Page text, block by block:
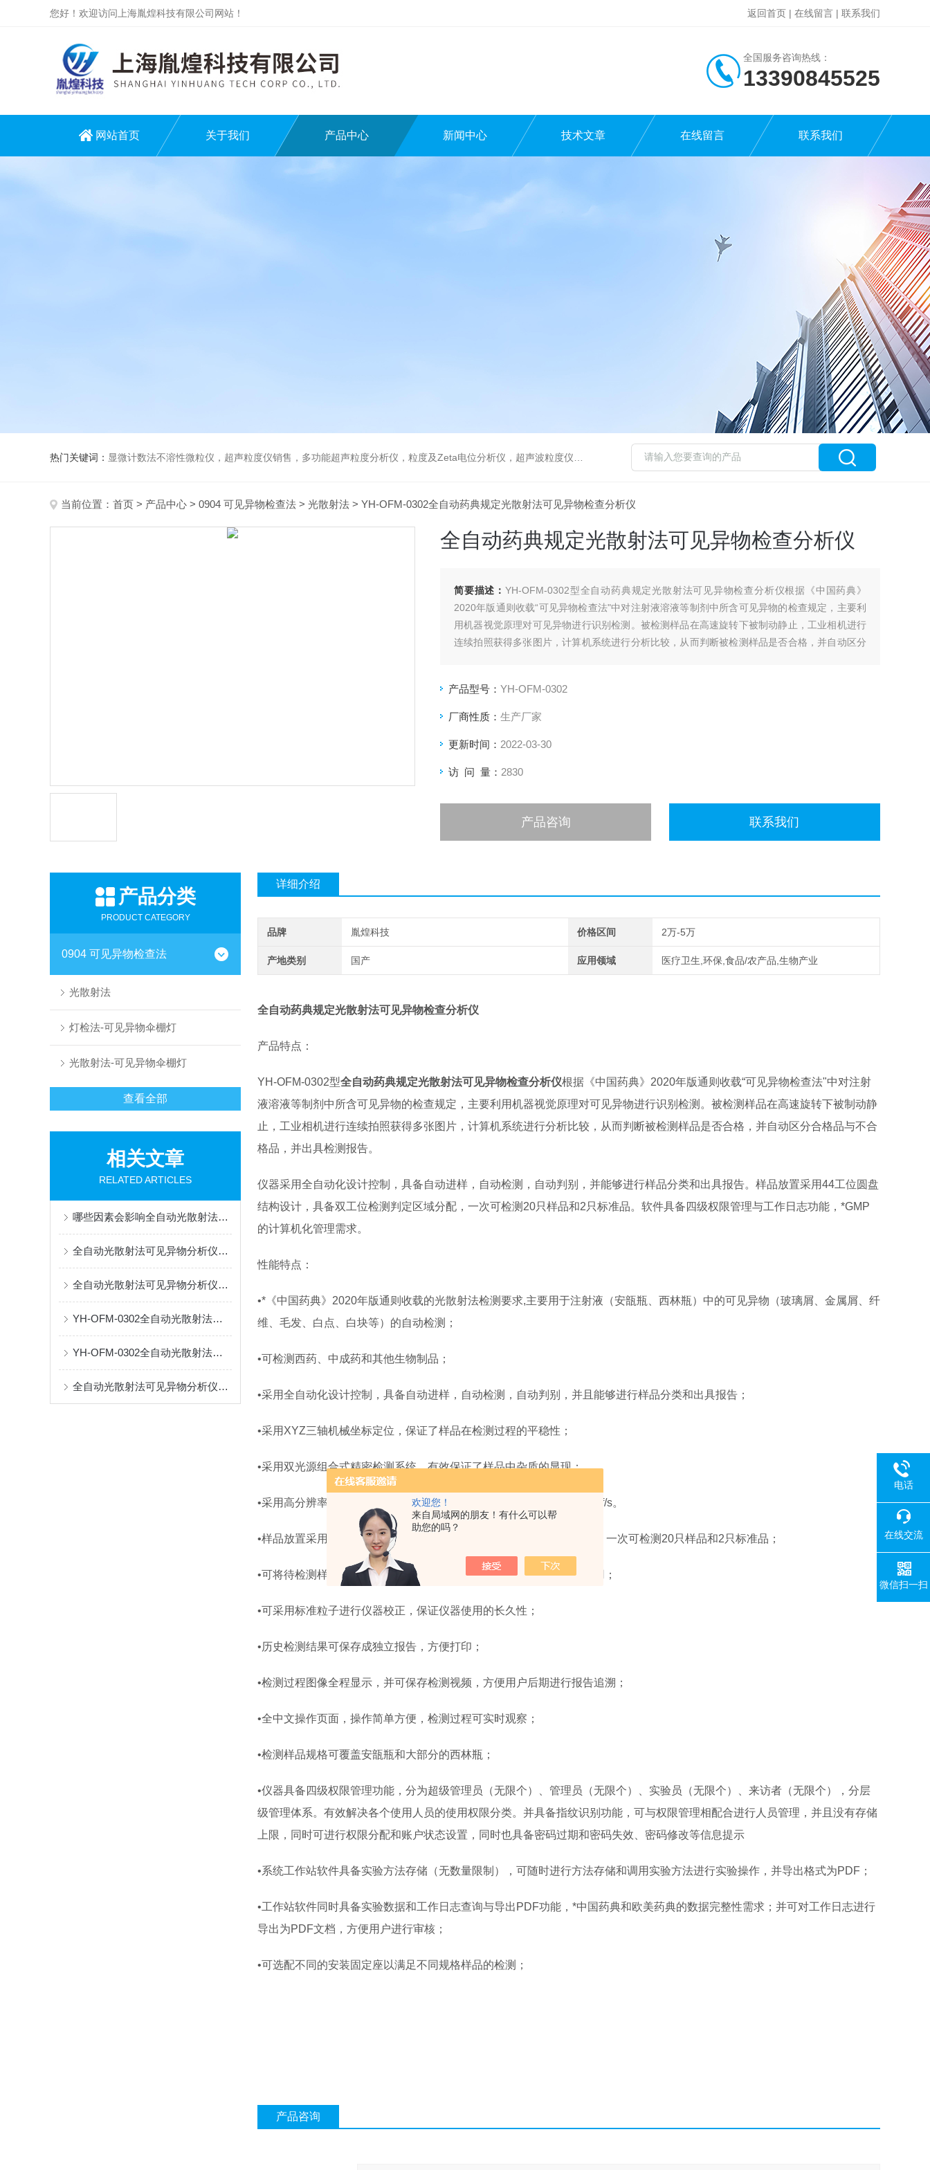
欢迎您！
来自局域网的朋友！有什么可以帮
助您的吗？
您好！欢迎访问上海胤煌科技有限公司网站！ 返回首页 | 在线留言 | 联系我们
全国服务咨询热线：
13390845525
网站首页 关于我们 产品中心 新闻中心 技术文章 在线留言 联系我们
热门关键词： 显微计数法不溶性微粒仪，超声粒度仪销售，多功能超声粒度分析仪，粒度及Zeta电位分析仪，超声波粒度仪，澄清度检查专用伞棚灯，伞棚灯，超声粒度仪超声电位分析仪
当前位置： 首页 > 产品中心 > 0904 可见异物检查法 > 光散射法 > YH-OFM-0302全自动药典规定光散射法可见异物检查分析仪
全自动药典规定光散射法可见异物检查分析仪
简要描述： YH-OFM-0302型全自动药典规定光散射法可见异物检查分析仪根据《中国药典》
2020年版通则收载“可见异物检查法"中对注射液溶液等制剂中所含可见异物的检查规定，主要利
用机器视觉原理对可见异物进行识别检测。被检测样品在高速旋转下被制动静止，工业相机进行
连续拍照获得多张图片，计算机系统进行分析比较，从而判断被检测样品是否合格，并自动区分
产品型号： YH-OFM-0302
厂商性质： 生产厂家
更新时间： 2022-03-30
访 问 量： 2830
产品咨询 联系我们
产品分类
PRODUCT CATEGORY
0904 可见异物检查法
光散射法
灯检法-可见异物伞棚灯
光散射法-可见异物伞棚灯
查看全部
相关文章
RELATED ARTICLES
哪些因素会影响全自动光散射法可见异物分析仪的精度
全自动光散射法可见异物分析仪具备四级权限管理功能
全自动光散射法可见异物分析仪光散射法检测原理
YH-OFM-0302全自动光散射法可见异物分析仪产品特点优势
YH-OFM-0302全自动光散射法可见异物分析仪工作原理及技术参数
全自动光散射法可见异物分析仪的产品参数
详细介绍
品牌 胤煌科技 价格区间 2万-5万
产地类别 国产 应用领域 医疗卫生,环保,食品/农产品,生物产业
全自动药典规定光散射法可见异物检查分析仪
产品特点：
YH-OFM-0302型全自动药典规定光散射法可见异物检查分析仪根据《中国药典》2020年版通则收载“可见异物检查法"中对注射
液溶液等制剂中所含可见异物的检查规定，主要利用机器视觉原理对可见异物进行识别检测。被检测样品在高速旋转下被制动静
止，工业相机进行连续拍照获得多张图片，计算机系统进行分析比较，从而判断被检测样品是否合格，并自动区分合格品与不合
格品，并出具检测报告。
仪器采用全自动化设计控制，具备自动进样，自动检测，自动判别，并能够进行样品分类和出具报告。样品放置采用44工位圆盘
结构设计，具备双工位检测判定区域分配，一次可检测20只样品和2只标准品。软件具备四级权限管理与工作日志功能，*GMP
的计算机化管理需求。
性能特点：
•*《中国药典》2020年版通则收载的光散射法检测要求,主要用于注射液（安瓿瓶、西林瓶）中的可见异物（玻璃屑、金属屑、纤
维、毛发、白点、白块等）的自动检测；
•可检测西药、中成药和其他生物制品；
•采用全自动化设计控制，具备自动进样，自动检测，自动判别，并且能够进行样品分类和出具报告；
•采用XYZ三轴机械坐标定位，保证了样品在检测过程的平稳性；
•采用双光源组合式精密检测系统，有效保证了样品中杂质的显现；
•采用高分辨率远心镜头，采样图像清晰，采样和图像处理速度高达125f/s。
•样品放置采用44工位圆盘结构设计，并具备双工位检测判定区域分配，一次可检测20只样品和2只标准品；
•可将待检测样品建立成独立的数据库，有效的进行数据存储和后期调用；
•可采用标准粒子进行仪器校正，保证仪器使用的长久性；
•历史检测结果可保存成独立报告，方便打印；
•检测过程图像全程显示，并可保存检测视频，方便用户后期进行报告追溯；
•全中文操作页面，操作简单方便，检测过程可实时观察；
•检测样品规格可覆盖安瓿瓶和大部分的西林瓶；
•仪器具备四级权限管理功能，分为超级管理员（无限个）、管理员（无限个）、实验员（无限个）、来访者（无限个），分层
级管理体系。有效解决各个使用人员的使用权限分类。并具备指纹识别功能，可与权限管理相配合进行人员管理，并且没有存储
上限，同时可进行权限分配和账户状态设置，同时也具备密码过期和密码失效、密码修改等信息提示
•系统工作站软件具备实验方法存储（无数量限制），可随时进行方法存储和调用实验方法进行实验操作，并导出格式为PDF；
•工作站软件同时具备实验数据和工作日志查询与导出PDF功能，*中国药典和欧美药典的数据完整性需求；并可对工作日志进行
导出为PDF文档，方便用户进行审核；
•可选配不同的安装固定座以满足不同规格样品的检测；
产品咨询
电话
在线交流
微信扫一扫